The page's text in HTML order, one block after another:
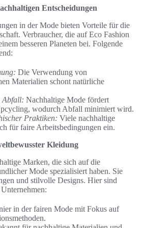
Entscheidungen
in der Mode bieten Vorteile für die
Verbraucher, die auf Eco Fashion
besseren Planeten bei. Folgende
Die Verwendung von
Materialien schont natürliche
Abfall: Nachhaltige Mode fördert
wodurch Abfall minimiert wird.
Praktiken: Viele nachhaltige
für faire Arbeitsbedingungen ein.
Kleidung
Marken, die sich auf die
Mode spezialisiert haben. Sie
und stilvolle Designs. Hier sind
in der fairen Mode mit Fokus auf